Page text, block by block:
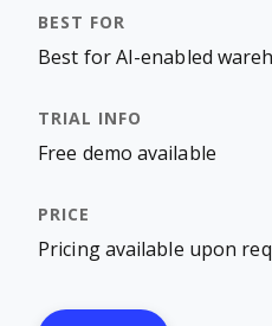
Best for AI-enabled
Free demo available
Pricing available upon